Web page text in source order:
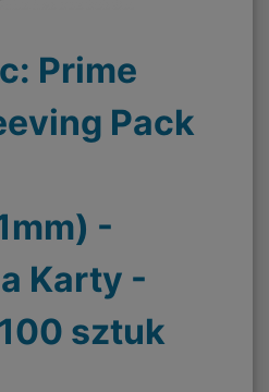
Prime
Pack
-
Karty -
sztuk